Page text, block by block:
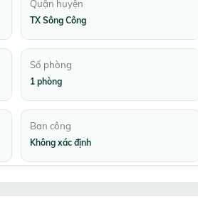
Quận huyện
TX Sông Công
Số phòng
1 phòng
Ban công
Không xác định